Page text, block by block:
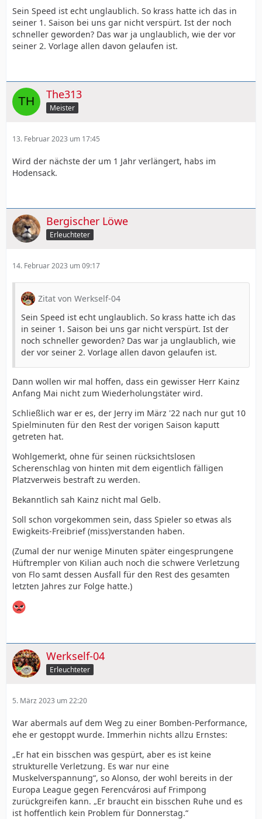
Sein Speed ist echt unglaublich. So krass hatte ich das in
seiner 1. Saison bei uns gar nicht verspürt. Ist der noch
schneller geworden? Das war ja unglaublich, wie der vor
seiner 2. Vorlage allen davon gelaufen ist.
The313
Meister
13. Februar 2023 um 17:45
Wird der nächste der um 1 Jahr verlängert, habs im
Hodensack.
Bergischer Löwe
Erleuchteter
14. Februar 2023 um 09:17
Zitat von Werkself-04
Sein Speed ist echt unglaublich. So krass hatte ich das
in seiner 1. Saison bei uns gar nicht verspürt. Ist der
noch schneller geworden? Das war ja unglaublich, wie
der vor seiner 2. Vorlage allen davon gelaufen ist.
Dann wollen wir mal hoffen, dass ein gewisser Herr Kainz
Anfang Mai nicht zum Wiederholungstäter wird.
Schließlich war er es, der Jerry im März '22 nach nur gut 10
Spielminuten für den Rest der vorigen Saison kaputt
getreten hat.
Wohlgemerkt, ohne für seinen rücksichtslosen
Scherenschlag von hinten mit dem eigentlich fälligen
Platzverweis bestraft zu werden.
Bekanntlich sah Kainz nicht mal Gelb.
Soll schon vorgekommen sein, dass Spieler so etwas als
Ewigkeits-Freibrief (miss)verstanden haben.
(Zumal der nur wenige Minuten später eingesprungene
Hüftrempler von Kilian auch noch die schwere Verletzung
von Flo samt dessen Ausfall für den Rest des gesamten
letzten Jahres zur Folge hatte.)
Werkself-04
Erleuchteter
5. März 2023 um 22:20
War abermals auf dem Weg zu einer Bomben-Performance,
ehe er gestoppt wurde. Immerhin nichts allzu Ernstes:
„Er hat ein bisschen was gespürt, aber es ist keine
strukturelle Verletzung. Es war nur eine
Muskelverspannung“, so Alonso, der wohl bereits in der
Europa League gegen Ferencvárosi auf Frimpong
zurückgreifen kann. „Er braucht ein bisschen Ruhe und es
ist hoffentlich kein Problem für Donnerstag.“